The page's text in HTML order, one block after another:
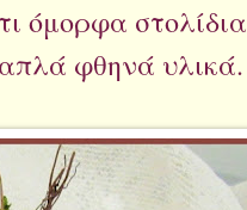
όμορφα στολίδια
φθηνά υλικά.